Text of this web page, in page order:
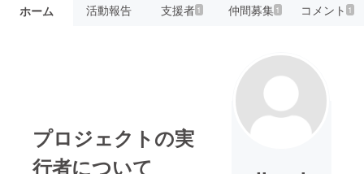
ホーム 活動報告 支援者 1 仲間募集 1 コメント 1
プロジェクトの実
行者について